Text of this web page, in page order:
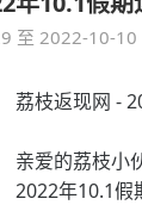
至 2022-10-10
荔枝返现网 -
亲爱的荔枝小
2022年10.1假